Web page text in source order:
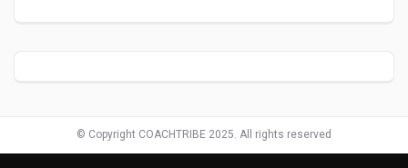
© Copyright COACHTRIBE 2025. All rights reserved